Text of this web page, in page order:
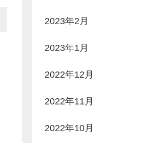
2023年2月
2023年1月
2022年12月
2022年11月
2022年10月